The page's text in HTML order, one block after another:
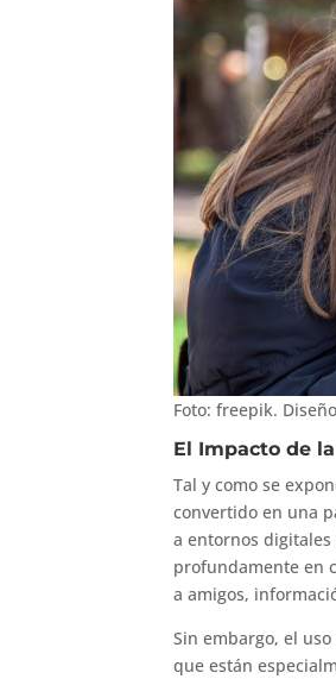
Foto: freepik.
El Impacto de
Tal y como se
convertido en una
a entornos
profundamente en
a amigos,
Sin embargo, el
que están